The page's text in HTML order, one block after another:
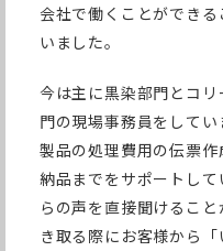
会社で働くことができ
いました。
今は主に黒染部門とコ
門の現場事務員をして
製品の処理費用の伝票
納品までをサポートし
らの声を直接聞けるこ
き取る際にお客様から